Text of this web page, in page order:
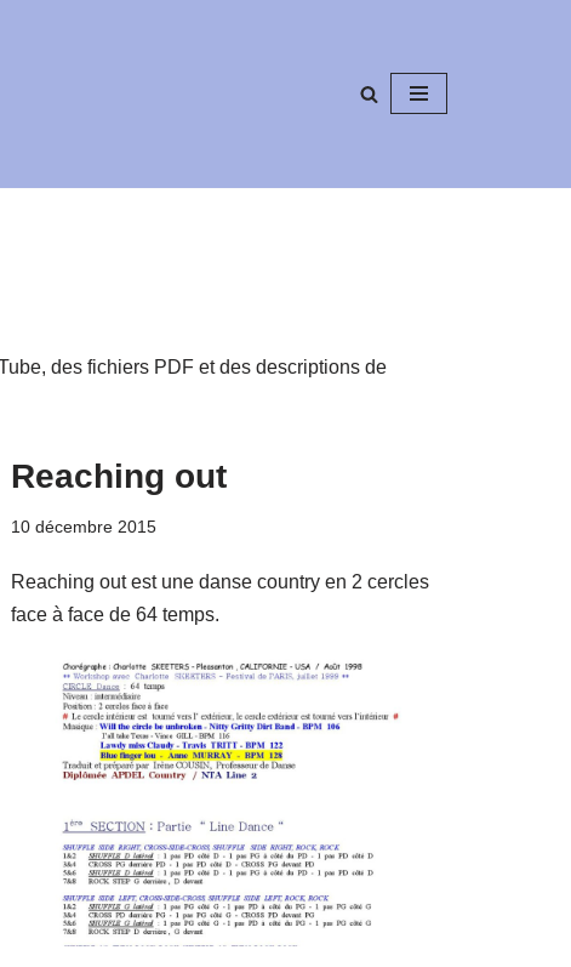
des fichiers PDF et des descriptions de
Reaching out
10 décembre 2015
Reaching out est une danse country en 2 cercles
face à face de 64 temps.